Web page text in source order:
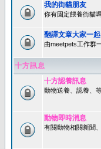
我的街貓朋友
你有固定餵養街貓
翻譯文章大家一
由meetpets工作群
十方訊息
十方認養訊息
動物送養、認養、
動物即時消息
有關動物相關新聞